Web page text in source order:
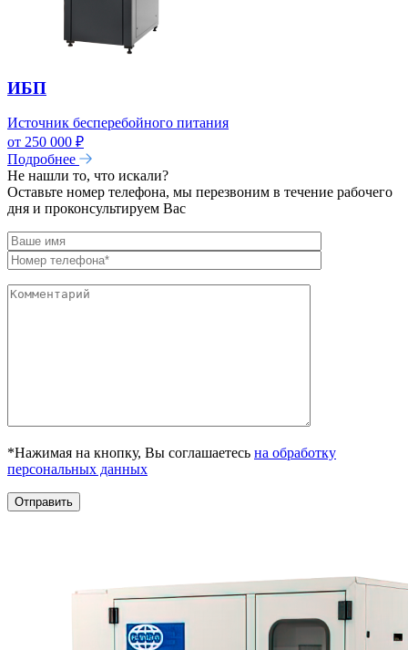
ИБП
Источник бесперебойного питания
от 250 000 ₽
Подробнее
Не нашли то, что искали?
Оставьте номер телефона, мы перезвоним в течение рабочего
дня и проконсультируем Вас
*Нажимая на кнопку, Вы соглашаетесь на обработку
персональных данных